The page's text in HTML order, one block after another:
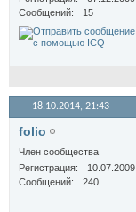
Сообщений
15
18.10.2014, 21:43
folio
Член сообщества
Регистрация
10.07.2009
Сообщений
240